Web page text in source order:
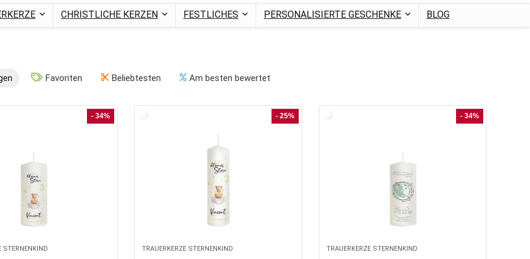
CHRISTLICHE KERZEN FESTLICHES PERSONALISIERTE GESCHENKE BLOG
Favoriten Beliebtesten Am besten bewertet
- 34%
STERNENKIND
- 25%
TRAUERKERZE STERNENKIND
- 34%
TRAUERKERZE STERNENKIND